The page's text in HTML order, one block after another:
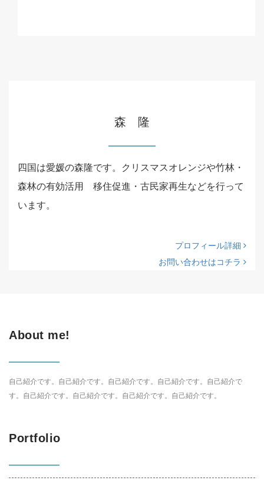
森 隆
四国は愛媛の森隆です。クリスマスオレンジや竹林・
森林の有効活用 移住促進・古民家再生などを行って
います。
プロフィール詳細
お問い合わせはコチラ
About me!
自己紹介です。自己紹介です。自己紹介です。自己紹介です。自己紹介で
す。自己紹介です。自己紹介です。自己紹介です。自己紹介です。
Portfolio